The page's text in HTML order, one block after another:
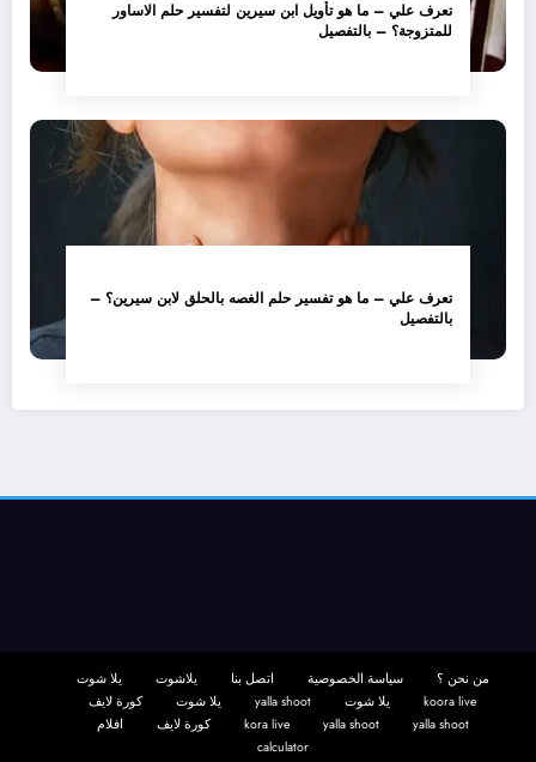
تعرف علي – ما هو تأويل ابن سيرين لتفسير حلم الاساور
للمتزوجة؟ – بالتفصيل
تعرف علي – ما هو تفسير حلم الغصه بالحلق لابن سيرين؟ –
بالتفصيل
من نحن ؟ سياسة الخصوصية اتصل بنا يلاشوت
يلا شوت
koora live
يلا شوت yalla shoot يلا شوت
كورة لايف
yalla shoot
yalla shoot
kora live كورة لايف
افلام
calculator